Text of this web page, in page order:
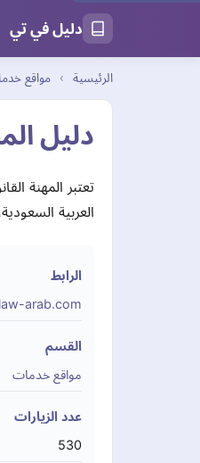
دليل في تي
الرئيسية › مواقع
دليل
تعتبر المهنة
العربية
الرابط
arab.com
القسم
مواقع خدمات
عدد الزيارات
530